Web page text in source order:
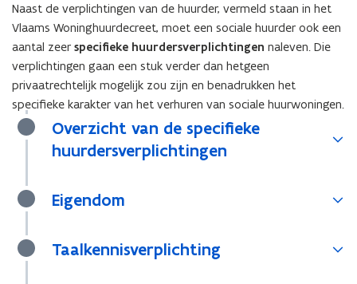
!
.
.
.
H
a
n
d
o
!
.
.
H
a
n
d
i
o
j
Naast de verplichtingen van de huurder, vermeld staan in het
Vlaams Woninghuurdecreet, moet een sociale huurder ook een
aantal zeer specifieke huurdersverplichtingen naleven. Die
verplichtingen gaan een stuk verder dan hetgeen
privaatrechtelijk mogelijk zou zijn en benadrukken het
specifieke karakter van het verhuren van sociale huurwoningen.
Overzicht van de specifieke
huurdersverplichtingen
Eigendom
Taalkennisverplichting